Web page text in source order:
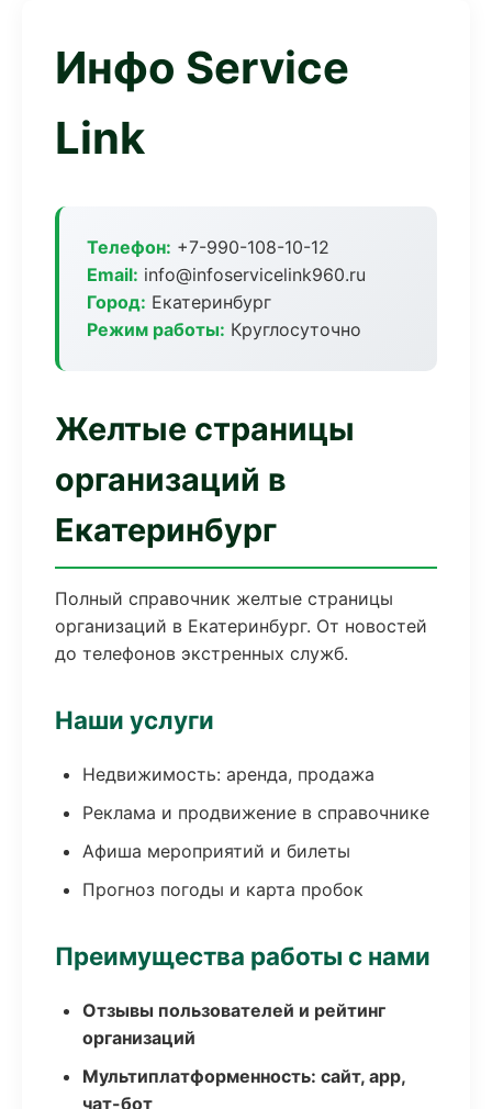
Инфо Service
Link
Телефон: +7-990-108-10-12
Email: info@infoservicelink960.ru
Город: Екатеринбург
Режим работы: Круглосуточно
Желтые страницы
организаций в
Екатеринбург
Полный справочник желтые страницы
организаций в Екатеринбург. От новостей
до телефонов экстренных служб.
Наши услуги
Недвижимость: аренда, продажа
Реклама и продвижение в справочнике
Афиша мероприятий и билеты
Прогноз погоды и карта пробок
Преимущества работы с нами
Отзывы пользователей и рейтинг
организаций
Мультиплатформенность: сайт, app,
чат-бот